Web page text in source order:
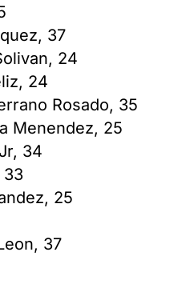
37
24
24
Rosado, 35
Menendez, 25
34
33
25
37